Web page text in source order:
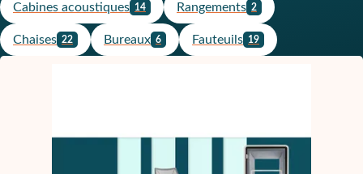
Cabines acoustiques 14 Rangements 2
Chaises 22 Bureaux 6 Fauteuils 19